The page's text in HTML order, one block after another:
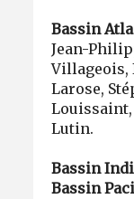
Bassin
Jean-
Villageois,
Larose,
Louissaint,
Lutin.
Bassin
Bassin